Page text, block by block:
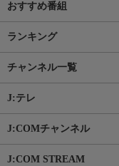
おすすめ番組
ランキング
チャンネル一覧
J:テレ
J:COMチャンネル
J:COM STREAM